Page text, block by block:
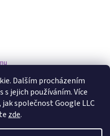
Dalším procházením
jejich používáním. Více
společnost Google LLC
zde.
paruky.eu